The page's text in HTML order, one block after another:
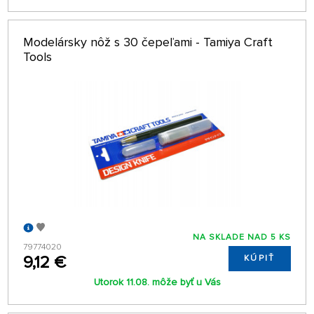
Modelársky nôž s 30 čepeľami - Tamiya Craft
Tools
79774020
9,12 €
NA SKLADE NAD 5 KS
KÚPIŤ
Utorok 11.08. môže byť u Vás